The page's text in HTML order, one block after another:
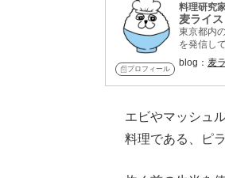
プロフィール
料理研究
麦ライス
東京都内
を発信し
しくなる!
blog： 麦
エビやマッシュ
料理である、ピラ